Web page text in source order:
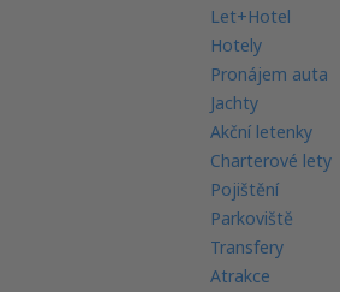
Let+Hotel
Hotely
Pronájem auta
Jachty
Akční letenky
Charterové lety
Pojištění
Parkoviště
Transfery
Atrakce